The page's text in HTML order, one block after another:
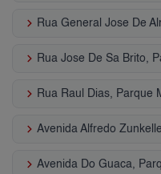
keyboard_arrow_right
keyboard_arrow_right Rua Jose De Sa Brito,
keyboard_arrow_right Rua Raul Dias, Parque
keyboard_arrow_right Avenida Alfredo
keyboard_arrow_right Avenida Do Guaca,